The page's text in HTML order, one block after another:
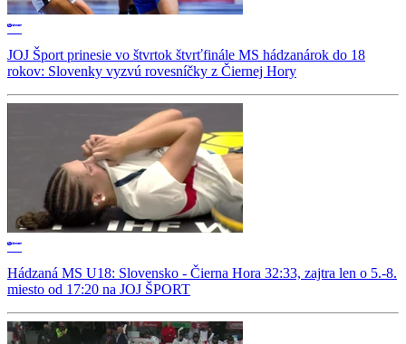
JOJ Šport prinesie vo štvrtok štvrťfinále MS hádzanárok do 18
rokov: Slovenky vyzvú rovesníčky z Čiernej Hory
Hádzaná MS U18: Slovensko - Čierna Hora 32:33, zajtra len o 5.-8.
miesto od 17:20 na JOJ ŠPORT